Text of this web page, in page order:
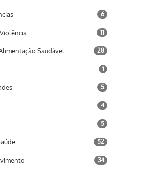
6
11
Saudável 28
1
5
4
5
52
34